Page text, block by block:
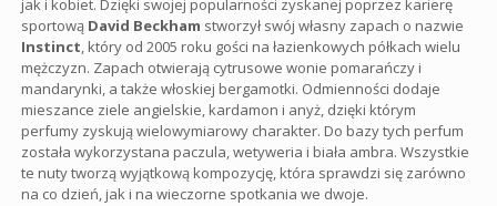
jak i kobiet. Dzięki swojej popularności zyskanej poprzez karierę
sportową David Beckham stworzył swój własny zapach o nazwie
Instinct, który od 2005 roku gości na łazienkowych półkach wielu
mężczyzn. Zapach otwierają cytrusowe wonie pomarańczy i
mandarynki, a także włoskiej bergamotki. Odmienności dodaje
mieszance ziele angielskie, kardamon i anyż, dzięki którym
perfumy zyskują wielowymiarowy charakter. Do bazy tych perfum
została wykorzystana paczula, wetyweria i biała ambra. Wszystkie
te nuty tworzą wyjątkową kompozycję, która sprawdzi się zarówno
na co dzień, jak i na wieczorne spotkania we dwoje.